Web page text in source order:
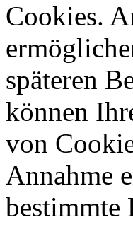
Cookies.
späteren
können
von
Annahme
bestimmte